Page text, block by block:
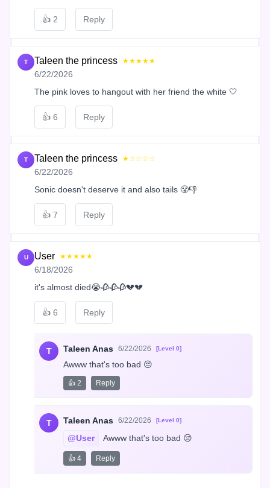
👍 2 Reply
T Taleen the princess ★★★★★
6/22/2026
The pink loves to hangout with her friend the white 🤍
👍 6 Reply
T Taleen the princess ★☆☆☆☆
6/22/2026
Sonic doesn't deserve it and also tails 😤👎
👍 7 Reply
U User ★★★★★
6/18/2026
it's almost died😭🥀🥀🥀💔💔
👍 6 Reply
T Taleen Anas 6/22/2026 [Level 0]
Awww that's too bad 😔
👍 2 Reply
T Taleen Anas 6/22/2026 [Level 0]
@User Awww that's too bad 😔
👍 4 Reply